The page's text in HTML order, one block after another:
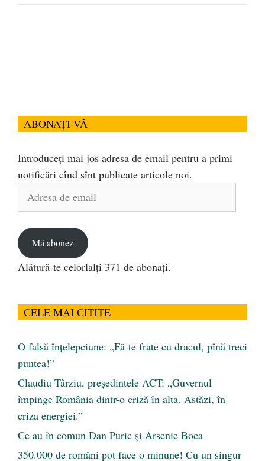
ABONAȚI-VĂ
Introduceți mai jos adresa de email pentru a primi
notificări cînd sînt publicate articole noi.
Adresa
Mă abonez
Alătură-te celorlalți 371 de abonați.
CELE MAI CITITE
O falsă înțelepciune: „Fă-te frate cu dracul, pînă treci
puntea!”
Claudiu Târziu, președintele ACT: „Guvernul
împinge România dintr-o criză în alta. Astăzi, în
criza energiei.”
Ce au în comun Dan Puric şi Arsenie Boca
350.000 de români pot face o minune! Cu un singur